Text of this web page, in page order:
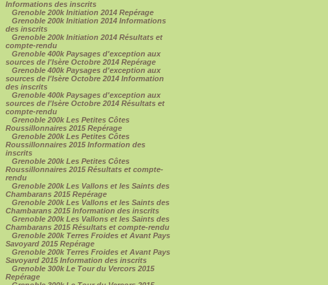
Informations des inscrits
Grenoble 200k Initiation 2014 Repérage
Grenoble 200k Initiation 2014 Informations
des inscrits
Grenoble 200k Initiation 2014 Résultats et
compte-rendu
Grenoble 400k Paysages d'exception aux
sources de l'Isère Octobre 2014 Repérage
Grenoble 400k Paysages d'exception aux
sources de l'Isère Octobre 2014 Information
des inscrits
Grenoble 400k Paysages d'exception aux
sources de l'Isère Octobre 2014 Résultats et
compte-rendu
Grenoble 200k Les Petites Côtes
Roussillonnaires 2015 Repérage
Grenoble 200k Les Petites Côtes
Roussillonnaires 2015 Information des
inscrits
Grenoble 200k Les Petites Côtes
Roussillonnaires 2015 Résultats et compte-
rendu
Grenoble 200k Les Vallons et les Saints des
Chambarans 2015 Repérage
Grenoble 200k Les Vallons et les Saints des
Chambarans 2015 Information des inscrits
Grenoble 200k Les Vallons et les Saints des
Chambarans 2015 Résultats et compte-rendu
Grenoble 200k Terres Froides et Avant Pays
Savoyard 2015 Repérage
Grenoble 200k Terres Froides et Avant Pays
Savoyard 2015 Information des inscrits
Grenoble 300k Le Tour du Vercors 2015
Repérage